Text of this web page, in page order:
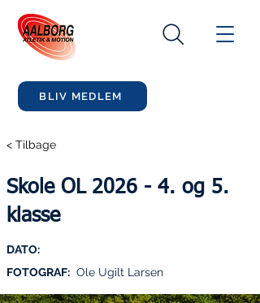
BLIV MEDLEM
< Tilbage
Skole OL 2026 - 4. og 5.
klasse
DATO:
FOTOGRAF: Ole Ugilt Larsen